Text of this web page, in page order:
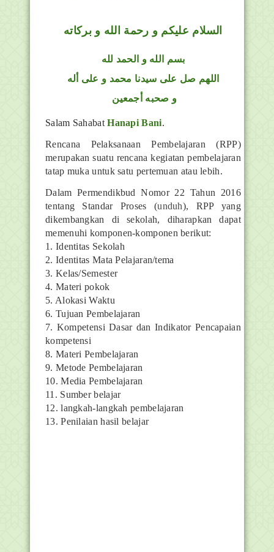
السلام عليكم و رحمة الله و بركاته
بسم الله و الحمد لله
اللهم صل على سيدنا محمد و على أله
و صحبه أجمعين
Salam SahabatHanapi Bani.
Rencana Pelaksanaan Pembelajaran (RPP)
merupakan suatu rencana kegiatan pembelajaran
tatap muka untuk satu pertemuan atau lebih.
Dalam Permendikbud Nomor 22 Tahun 2016
tentang Standar Proses (unduh), RPP yang
dikembangkan di sekolah, diharapkan dapat
memenuhi komponen-komponen berikut:
1. Identitas Sekolah
2. Identitas Mata Pelajaran/tema
3. Kelas/Semester
4. Materi pokok
5. Alokasi Waktu
6. Tujuan Pembelajaran
7. Kompetensi Dasar dan Indikator Pencapaian
kompetensi
8. Materi Pembelajaran
9. Metode Pembelajaran
10. Media Pembelajaran
11. Sumber belajar
12. langkah-langkah pembelajaran
13. Penilaian hasil belajar